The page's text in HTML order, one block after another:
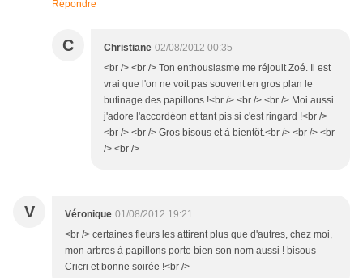
Répondre
C Christiane 02/08/2012 00:35
<br /> <br /> Ton enthousiasme me réjouit Zoé. Il est
vrai que l'on ne voit pas souvent en gros plan le
butinage des papillons !<br /> <br /> <br /> Moi aussi
j'adore l'accordéon et tant pis si c'est ringard !<br />
<br /> <br /> Gros bisous et à bientôt.<br /> <br /> <br
/> <br />
V Véronique 01/08/2012 19:21
<br /> certaines fleurs les attirent plus que d'autres, chez moi,
mon arbres à papillons porte bien son nom aussi ! bisous
Cricri et bonne soirée !<br />